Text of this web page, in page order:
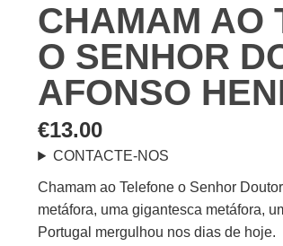
CHAMAM AO
O SENHOR
AFONSO
€13.00
CONTACTE-NOS
Chamam ao Telefone o Senhor
metáfora, uma gigantesca metáfora,
Portugal mergulhou nos dias de hoje.